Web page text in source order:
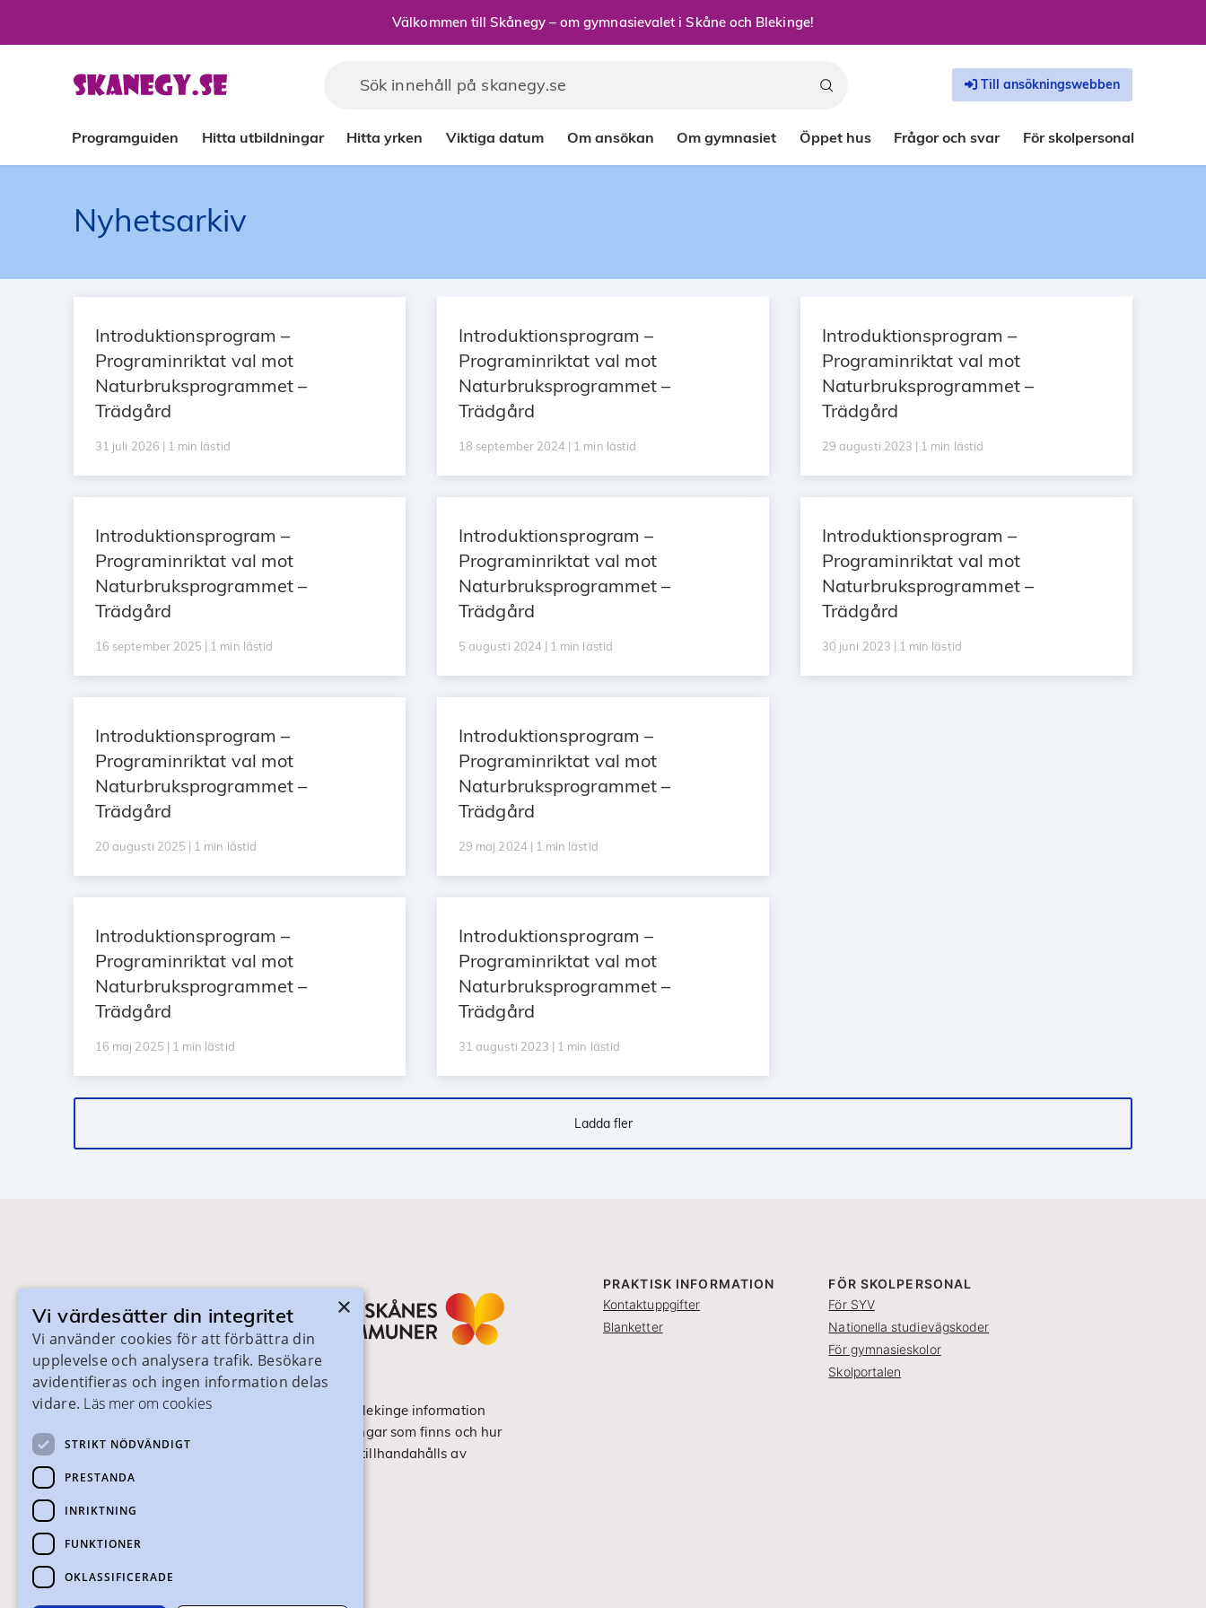
Välkommen till Skånegy – om gymnasievalet i Skåne och Blekinge!
Programguiden Hitta utbildningar Hitta yrken Viktiga datum Om ansökan Om gymnasiet Öppet hus Frågor och svar För skolpersonal
Till ansökningswebben
Nyhetsarkiv
Introduktionsprogram –
Programinriktat val mot
Naturbruksprogrammet –
Trädgård
31 juli 2026 | 1 min lästid
Introduktionsprogram –
Programinriktat val mot
Naturbruksprogrammet –
Trädgård
16 september 2025 | 1 min lästid
Introduktionsprogram –
Programinriktat val mot
Naturbruksprogrammet –
Trädgård
20 augusti 2025 | 1 min lästid
Introduktionsprogram –
Programinriktat val mot
Naturbruksprogrammet –
Trädgård
16 maj 2025 | 1 min lästid
Introduktionsprogram –
Programinriktat val mot
Naturbruksprogrammet –
Trädgård
18 september 2024 | 1 min lästid
Introduktionsprogram –
Programinriktat val mot
Naturbruksprogrammet –
Trädgård
5 augusti 2024 | 1 min lästid
Introduktionsprogram –
Programinriktat val mot
Naturbruksprogrammet –
Trädgård
29 maj 2024 | 1 min lästid
Introduktionsprogram –
Programinriktat val mot
Naturbruksprogrammet –
Trädgård
31 augusti 2023 | 1 min lästid
Introduktionsprogram –
Programinriktat val mot
Naturbruksprogrammet –
Trädgård
29 augusti 2023 | 1 min lästid
Introduktionsprogram –
Programinriktat val mot
Naturbruksprogrammet –
Trädgård
30 juni 2023 | 1 min lästid
Ladda fler
På skanegy.se hittar du som bor i Skåne och Blekinge information
om ditt gymnasieval. Här ser du vilka utbildningar som finns och hur
ansökan och antagning går till. Webbplatsen tillhandahålls av
Skånes Kommuner.
Tillgänglighet
PRAKTISK INFORMATION
Kontaktuppgifter
Blanketter
FÖR SKOLPERSONAL
För SYV
Nationella studievägskoder
För gymnasieskolor
Skolportalen
×
Vi värdesätter din integritet
Vi använder cookies för att förbättra din
upplevelse och analysera trafik. Besökare
avidentifieras och ingen information delas
vidare. Läs mer om cookies
STRIKT NÖDVÄNDIGT
PRESTANDA
INRIKTNING
FUNKTIONER
OKLASSIFICERADE